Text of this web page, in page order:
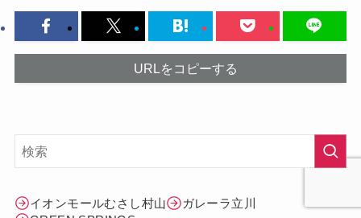
URLをコピーする
イオンモールむさし村山
ガレーラ立川